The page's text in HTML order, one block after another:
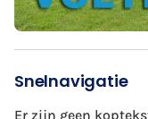
Snelnavigatie
Er zijn geen